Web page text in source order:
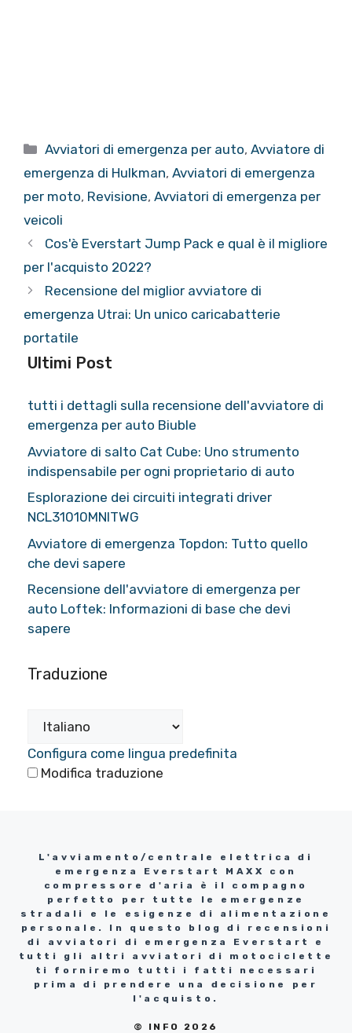
Categorie
Avviatori di emergenza per auto,Avviatore di
emergenza di Hulkman, Avviatori di emergenza
per moto, Revisione, Avviatori di emergenza per
veicoli
Cos'è Everstart Jump Pack e qual è il migliore
per l'acquisto 2022?
Recensione del miglior avviatore di
emergenza Utrai: Un unico caricabatterie
portatile
Ultimi Post
tutti i dettagli sulla recensione dell'avviatore di
emergenza per auto Biuble
Avviatore di salto Cat Cube: Uno strumento
indispensabile per ogni proprietario di auto
Esplorazione dei circuiti integrati driver
NCL31010MNITWG
Avviatore di emergenza Topdon: Tutto quello
che devi sapere
Recensione dell'avviatore di emergenza per
auto Loftek: Informazioni di base che devi
sapere
Traduzione
Configura come lingua predefinita
Modifica traduzione
L'avviamento/centrale elettrica di
emergenza Everstart MAXX con
compressore d'aria è il compagno
perfetto per tutte le emergenze
stradali e le esigenze di alimentazione
personale. In questo blog di recensioni
di avviatori di emergenza Everstart e
tutti gli altri avviatori di motociclette
ti forniremo tutti i fatti necessari
prima di prendere una decisione per
l'acquisto.
© INFO 2026